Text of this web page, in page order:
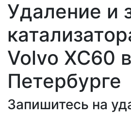
Удаление и
Volvo ХС60
Петербурге
Запишитесь на